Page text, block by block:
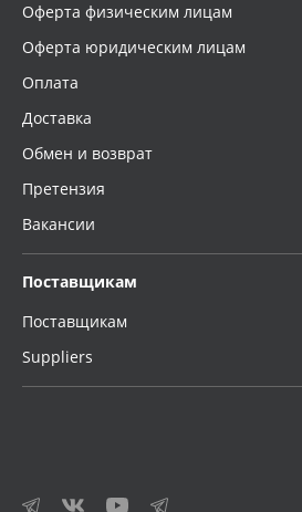
Оферта физическим лицам
Оферта юридическим лицам
Оплата
Доставка
Обмен и возврат
Претензия
Вакансии
Поставщикам
Поставщикам
Suppliers